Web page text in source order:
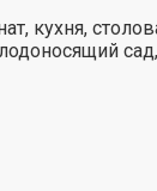
кухня,